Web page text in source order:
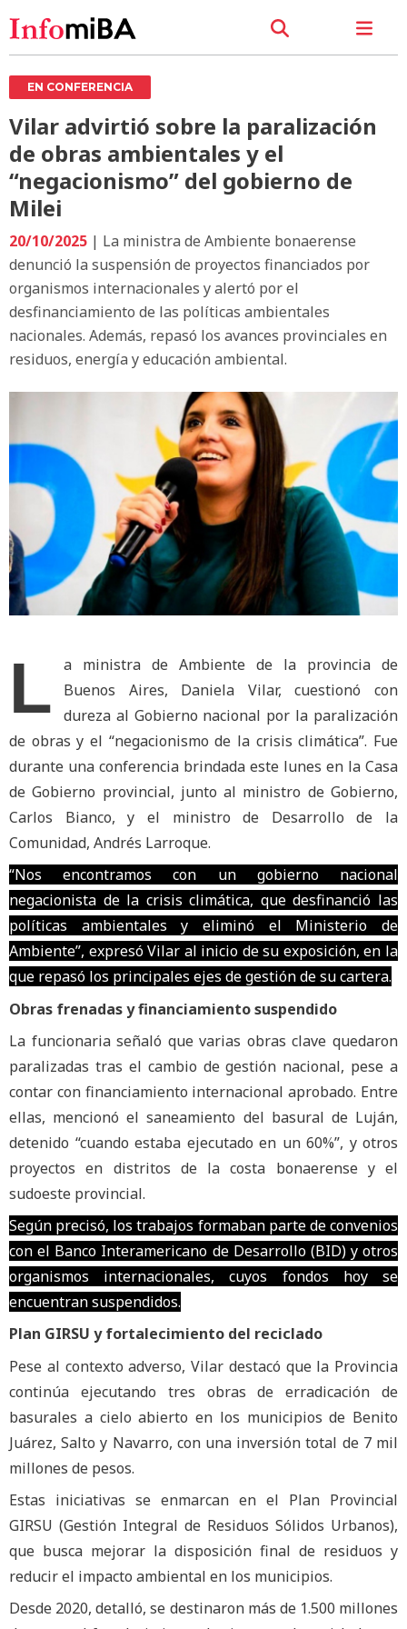
EN CONFERENCIA
Vilar advirtió sobre la paralización
de obras ambientales y el
“negacionismo” del gobierno de
Milei
20/10/2025 | La ministra de Ambiente bonaerense
denunció la suspensión de proyectos financiados por
organismos internacionales y alertó por el
desfinanciamiento de las políticas ambientales
nacionales. Además, repasó los avances provinciales en
residuos, energía y educación ambiental.
L
a ministra de Ambiente de la provincia de
Buenos Aires, Daniela Vilar, cuestionó con
dureza al Gobierno nacional por la paralización
de obras y el “negacionismo de la crisis climática”. Fue
durante una conferencia brindada este lunes en la Casa
de Gobierno provincial, junto al ministro de Gobierno,
Carlos Bianco, y el ministro de Desarrollo de la
Comunidad, Andrés Larroque.
“Nos encontramos con un gobierno nacional
negacionista de la crisis climática, que desfinanció las
políticas ambientales y eliminó el Ministerio de
Ambiente”, expresó Vilar al inicio de su exposición, en la
que repasó los principales ejes de gestión de su cartera.
Obras frenadas y financiamiento suspendido
La funcionaria señaló que varias obras clave quedaron
paralizadas tras el cambio de gestión nacional, pese a
contar con financiamiento internacional aprobado. Entre
ellas, mencionó el saneamiento del basural de Luján,
detenido “cuando estaba ejecutado en un 60%”, y otros
proyectos en distritos de la costa bonaerense y el
sudoeste provincial.
Según precisó, los trabajos formaban parte de convenios
con el Banco Interamericano de Desarrollo (BID) y otros
organismos internacionales, cuyos fondos hoy se
encuentran suspendidos.
Plan GIRSU y fortalecimiento del reciclado
Pese al contexto adverso, Vilar destacó que la Provincia
continúa ejecutando tres obras de erradicación de
basurales a cielo abierto en los municipios de Benito
Juárez, Salto y Navarro, con una inversión total de 7 mil
millones de pesos.
Estas iniciativas se enmarcan en el Plan Provincial
GIRSU (Gestión Integral de Residuos Sólidos Urbanos),
que busca mejorar la disposición final de residuos y
reducir el impacto ambiental en los municipios.
Desde 2020, detalló, se destinaron más de 1.500 millones